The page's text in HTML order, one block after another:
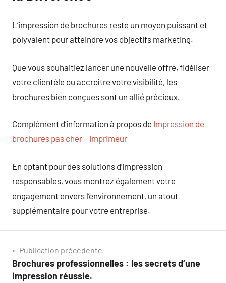
L’impression de brochures reste un moyen puissant et
polyvalent pour atteindre vos objectifs marketing.
Que vous souhaitiez lancer une nouvelle offre, fidéliser
votre clientèle ou accroître votre visibilité, les
brochures bien conçues sont un allié précieux.
Complément d’information à propos de Impression de
brochures pas cher – Imprimeur
En optant pour des solutions d’impression
responsables, vous montrez également votre
engagement envers l’environnement, un atout
supplémentaire pour votre entreprise.
Navigation
de
Publication précédente
Brochures professionnelles : les secrets d’une
impression réussie.